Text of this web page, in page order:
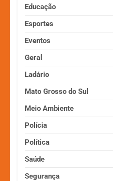
Educação
Esportes
Eventos
Geral
Ladário
Mato Grosso do Sul
Meio Ambiente
Polícia
Política
Saúde
Segurança